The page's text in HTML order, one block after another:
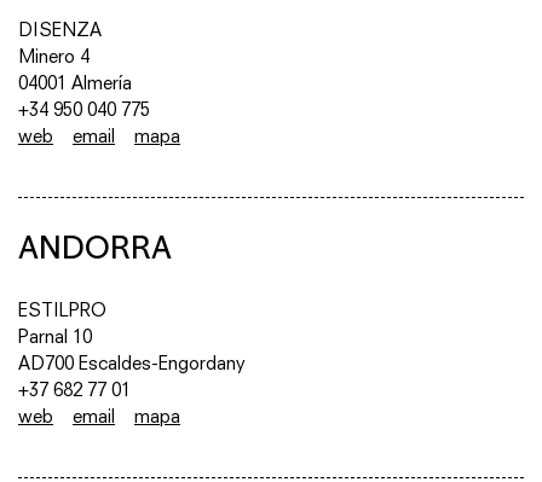
DISENZA
Minero 4
04001 Almería
+34 950 040 775
web
email mapa
ANDORRA
ESTILPRO
Parnal 10
AD700 Escaldes-Engordany
+37 682 77 01
web
email mapa